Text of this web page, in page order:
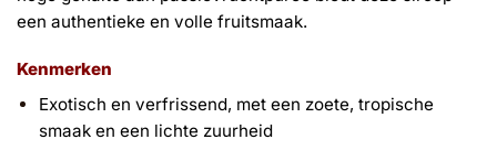
een authentieke en volle fruitsmaak.
Kenmerken
Exotisch en verfrissend, met een zoete, tropische
smaak en een lichte zuurheid